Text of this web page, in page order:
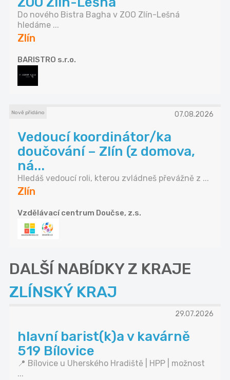
Do nového Bistra Bagha v ZOO Zlín-Lešná
hledáme ...
Zlín
BARISTRO s.r.o.
Nově přidáno 07.08.2026
Vedoucí koordinátor/ka
doučování – Zlín (z domova,
ná...
Hledáš vedoucí roli, kterou zvládneš převážně z ...
Zlín
Vzdělávací centrum Doučse, z.s.
DALŠÍ NABÍDKY Z KRAJE
ZLÍNSKÝ KRAJ
29.07.2026
hlavní barist(k)a v kavárně
519 Bílovice
📍 Bílovice u Uherského Hradiště | HPP | možnost
...